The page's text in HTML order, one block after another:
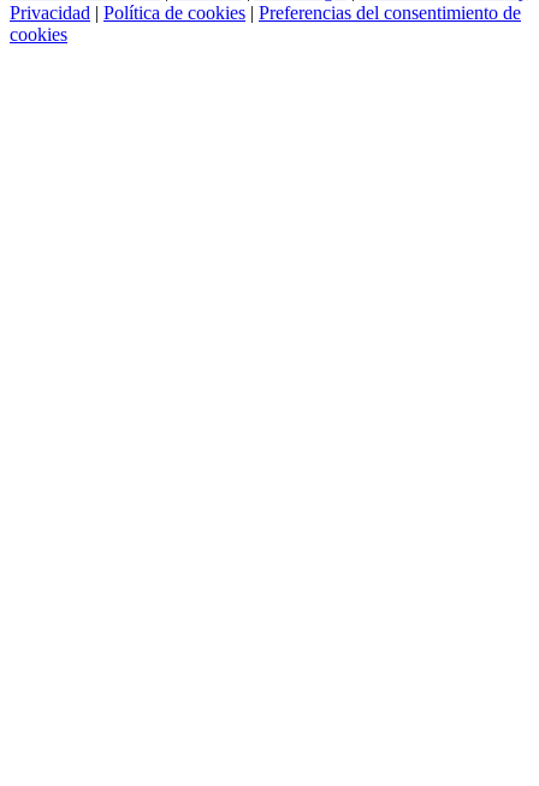
Privacidad | Política de cookies | Preferencias del consentimiento de
cookies